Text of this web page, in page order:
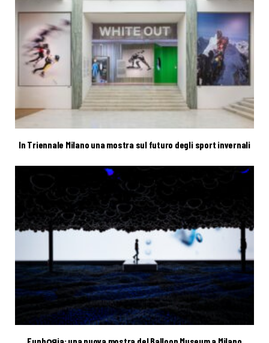
In Triennale Milano una mostra sul futuro degli sport invernali